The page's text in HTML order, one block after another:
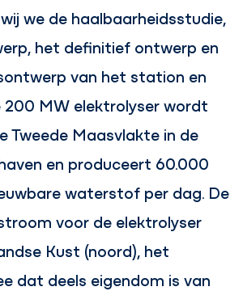
we de haalbaarheidsstudie,
het definitief ontwerp en
van het station en
200 MW elektrolyser wordt
Tweede Maasvlakte in de
en produceert 60.000
waterstof per dag. De
voor de elektrolyser
Kust (noord), het
dat deels eigendom is van